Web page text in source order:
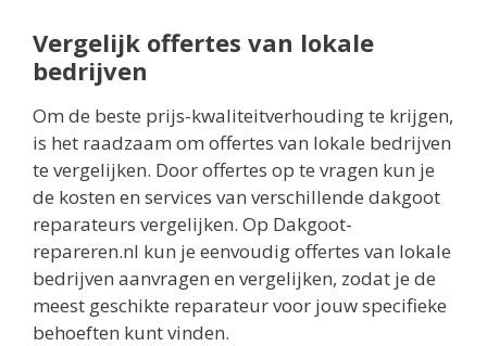
Vergelijk offertes van lokale
bedrijven
Om de beste prijs-kwaliteitverhouding te krijgen,
is het raadzaam om offertes van lokale bedrijven
te vergelijken. Door offertes op te vragen kun je
de kosten en services van verschillende dakgoot
reparateurs vergelijken. Op Dakgoot-
repareren.nl kun je eenvoudig offertes van lokale
bedrijven aanvragen en vergelijken, zodat je de
meest geschikte reparateur voor jouw specifieke
behoeften kunt vinden.